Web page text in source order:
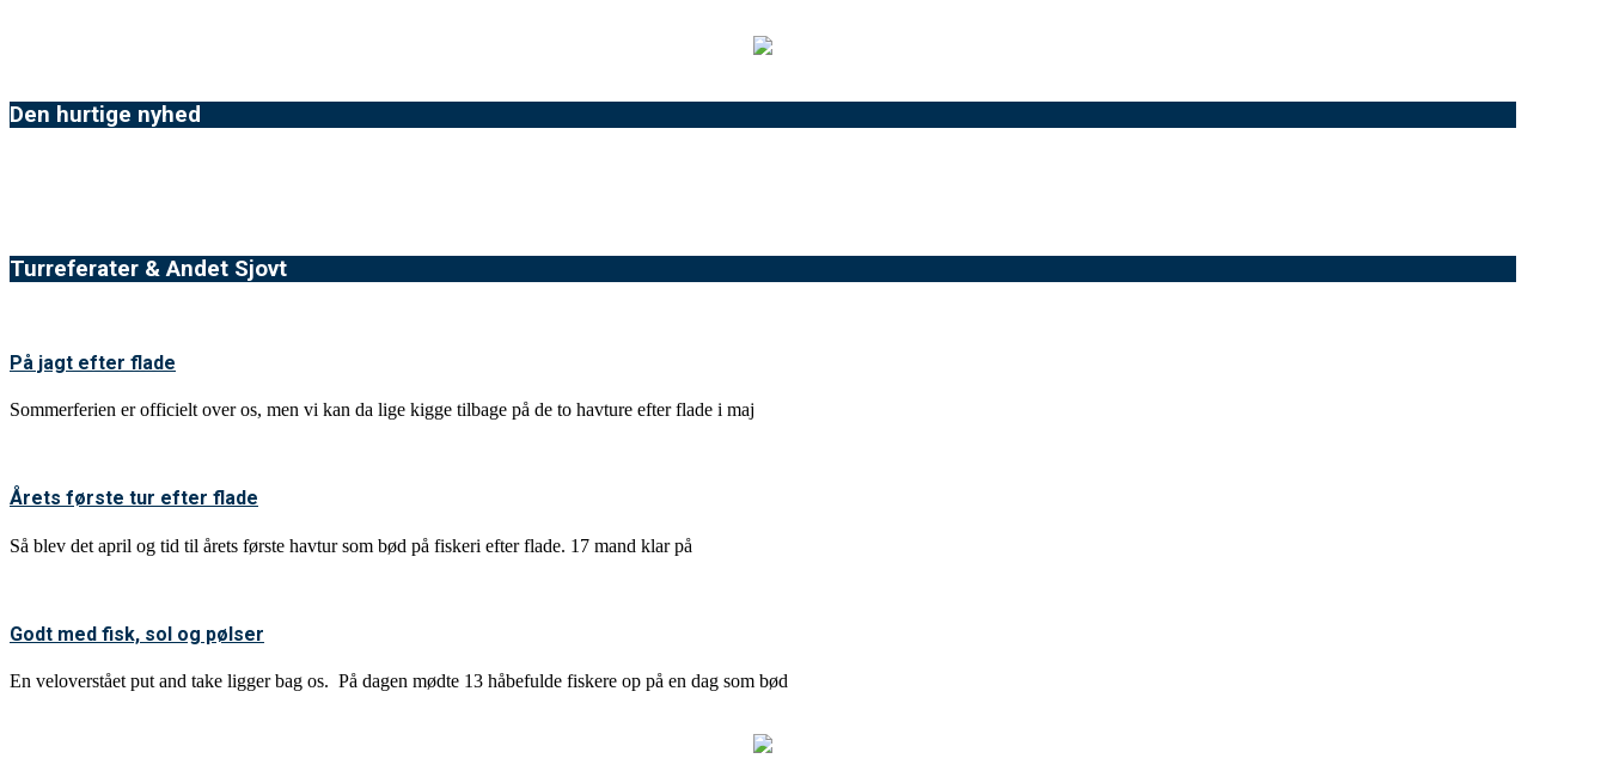
Den hurtige nyhed
Turreferater & Andet Sjovt
På jagt efter flade
Sommerferien er officielt over os, men vi kan da lige kigge tilbage på de to havture efter flade i maj
Årets første tur efter flade
Så blev det april og tid til årets første havtur som bød på fiskeri efter flade. 17 mand klar på
Godt med fisk, sol og pølser
En veloverstået put and take ligger bag os. På dagen mødte 13 håbefulde fiskere op på en dag som bød